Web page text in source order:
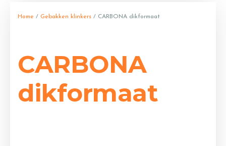
Home / Gebakken klinkers / CARBONA dikformaat
CARBONA
dikformaat